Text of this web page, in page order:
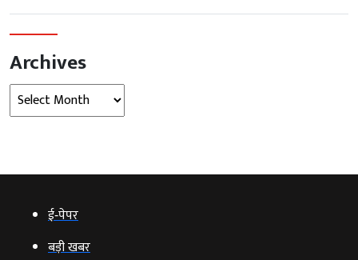
Archives
Archives
ई‑पेपर
बड़ी खबर